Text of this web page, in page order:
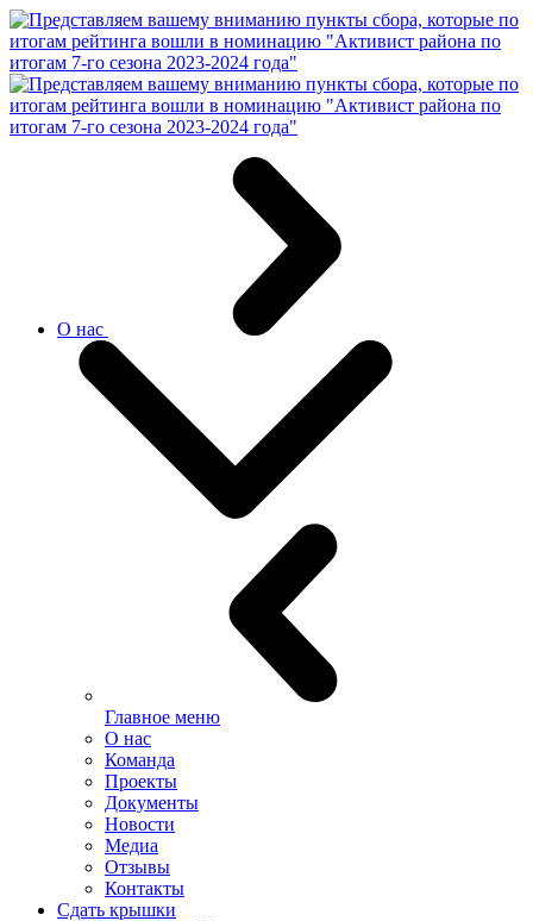
О нас
Главное меню
О нас
Команда
Проекты
Документы
Новости
Медиа
Отзывы
Контакты
Сдать крышки